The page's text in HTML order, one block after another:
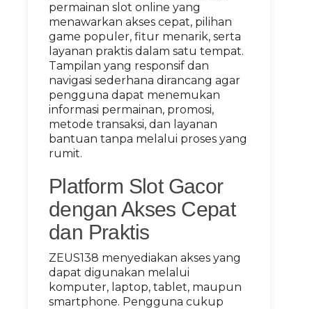
permainan slot online yang
menawarkan akses cepat, pilihan
game populer, fitur menarik, serta
layanan praktis dalam satu tempat.
Tampilan yang responsif dan
navigasi sederhana dirancang agar
pengguna dapat menemukan
informasi permainan, promosi,
metode transaksi, dan layanan
bantuan tanpa melalui proses yang
rumit.
Platform Slot Gacor
dengan Akses Cepat
dan Praktis
ZEUS138 menyediakan akses yang
dapat digunakan melalui
komputer, laptop, tablet, maupun
smartphone. Pengguna cukup